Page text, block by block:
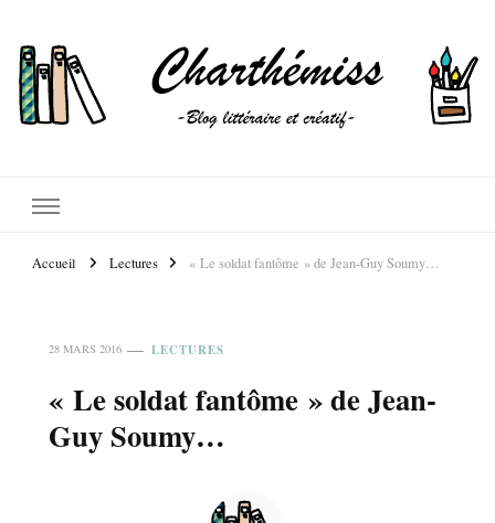
Accueil Lectures « Le soldat fantôme » de Jean-Guy Soumy…
28 MARS 2016 LECTURES
« Le soldat fantôme » de Jean-
Guy Soumy…